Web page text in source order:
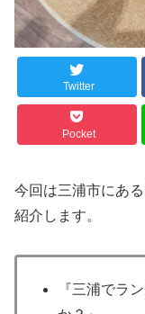
Twitter
Pocket
今回は三浦市にあ
紹介します。
『三浦でラ